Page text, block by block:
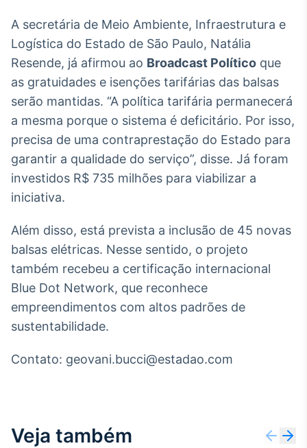
Curadoria
Curadoria de
conteúdos
noticiosos
Soluções de
Tecnologia
Broadcast
Radar
Monitoramento
inteligente de
notícias e
Broadcast
Fundos
A melhor
plataforma para
analisar fundos
no Brasil
A secretária de Meio Ambiente, Infraestrutura e
Logística do Estado de São Paulo, Natália
Resende, já afirmou ao Broadcast Político que
as gratuidades e isenções tarifárias das balsas
serão mantidas. “A política tarifária permanecerá
a mesma porque o sistema é deficitário. Por isso,
precisa de uma contraprestação do Estado para
garantir a qualidade do serviço”, disse. Já foram
investidos R$ 735 milhões para viabilizar a
iniciativa.
Além disso, está prevista a inclusão de 45 novas
balsas elétricas. Nesse sentido, o projeto
também recebeu a certificação internacional
Blue Dot Network, que reconhece
empreendimentos com altos padrões de
sustentabilidade.
Contato: geovani.bucci@estadao.com
Veja também